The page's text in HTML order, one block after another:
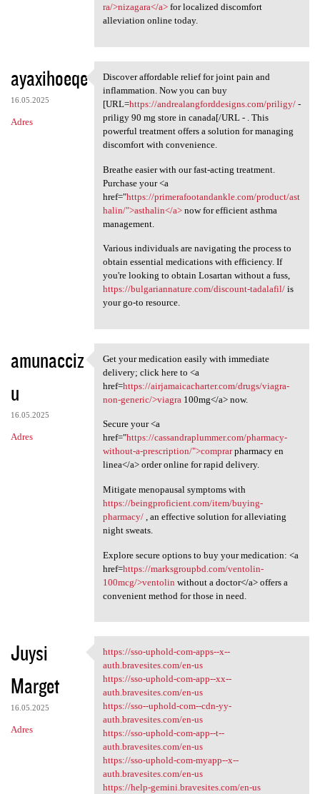
ra/>nizagara</a>for localized discomfort
alleviation online today.
ayaxihoeqe
16.05.2025
Adres
Discover affordable relief
Discover affordable relief for joint pain and
inflammation. Now you can buy
[URL=https://andrealangforddesigns.com/priligy/-
priligy 90 mg store in canada[/URL - . This
powerful treatment offers a solution for managing
discomfort with convenience.
Breathe easier with our fast-acting treatment.
Purchase your <a
href="https://primerafootandankle.com/product/ast
halin/">asthalin</a>now for efficient asthma
management.
Various individuals are navigating the process to
obtain essential medications with efficiency. If
you're looking to obtain Losartan without a fuss,
https://bulgariannature.com/discount-tadalafil/is
your go-to resource.
amunacciz
u
16.05.2025
Adres
Get your medication easily
Get your medication easily with immediate
delivery; click here to <a
href=https://airjamaicacharter.com/drugs/viagra-
non-generic/>viagra 100mg</a> now.
Secure your <a
href="https://cassandraplummer.com/pharmacy-
without-a-prescription/">comprarpharmacy en
linea</a> order online for rapid delivery.
Mitigate menopausal symptoms with
https://beingproficient.com/item/buying-
pharmacy/, an effective solution for alleviating
night sweats.
Explore secure options to buy your medication: <a
href=https://marksgroupbd.com/ventolin-
100mcg/>ventolin without a doctor</a> offers a
convenient method for those in need.
Juysi
Marget
16.05.2025
Adres
https://sso-uphold-com-apps-
https://sso-uphold-com-apps--x--
auth.bravesites.com/en-us
https://sso-uphold-com-app--xx--
auth.bravesites.com/en-us
https://sso--uphold-com--cdn-yy-
auth.bravesites.com/en-us
https://sso-uphold-com-app--t--
auth.bravesites.com/en-us
https://sso-uphold-com-myapp--x--
auth.bravesites.com/en-us
https://help-gemini.bravesites.com/en-us